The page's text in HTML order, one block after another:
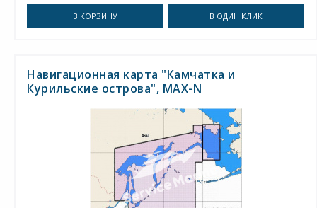
В КОРЗИНУ В ОДИН КЛИК
Навигационная карта "Камчатка и
Курильские острова", MAX-N